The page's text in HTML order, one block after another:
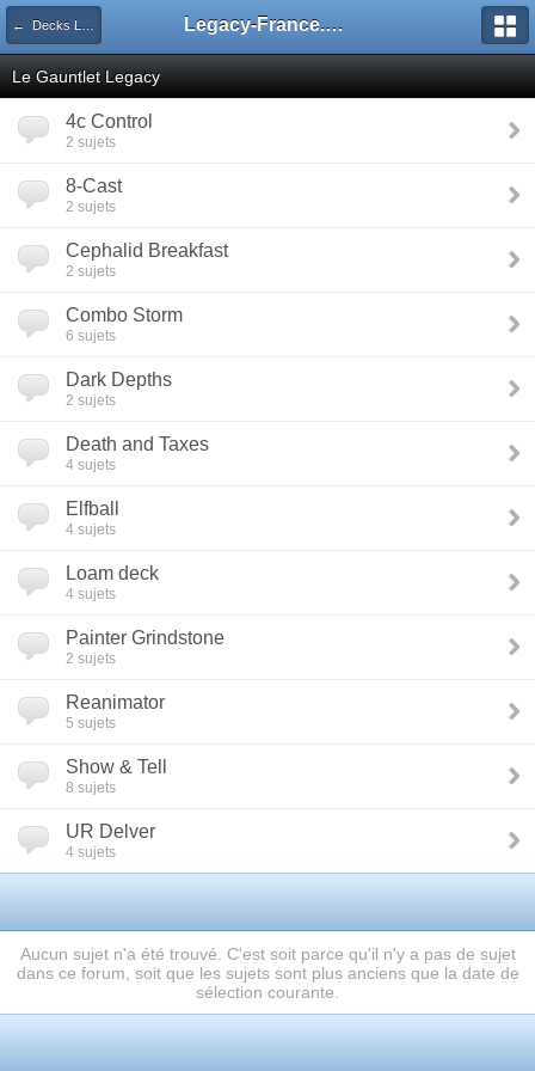
← Decks Legacy Legacy-France.org - Forum
Le Gauntlet Legacy
4c Control
2 sujets
8-Cast
2 sujets
Cephalid Breakfast
2 sujets
Combo Storm
6 sujets
Dark Depths
2 sujets
Death and Taxes
4 sujets
Elfball
4 sujets
Loam deck
4 sujets
Painter Grindstone
2 sujets
Reanimator
5 sujets
Show & Tell
8 sujets
UR Delver
4 sujets
Aucun sujet n'a été trouvé. C'est soit parce qu'il n'y a pas de sujet
dans ce forum, soit que les sujets sont plus anciens que la date de
sélection courante.